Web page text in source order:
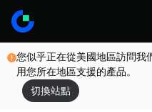
您似乎正在從美國地區訪問我
用您所在地區支援的產品。
切換站點